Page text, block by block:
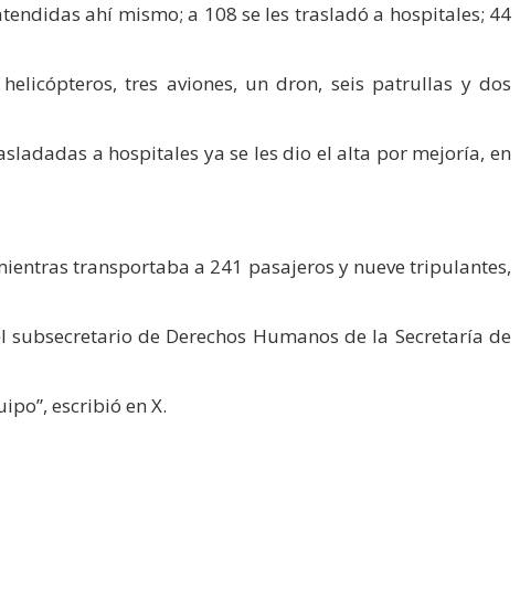
ahí mismo; a 108 se les trasladó a hospitales; 44
tres aviones, un dron, seis patrullas y dos
a hospitales ya se les dio el alta por mejoría, en
transportaba a 241 pasajeros y nueve tripulantes,
de Derechos Humanos de la Secretaría de
escribió en X.